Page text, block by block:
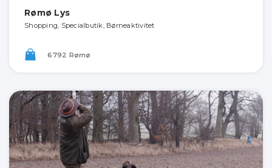
Rømø Lys
Shopping, Specialbutik, Børneaktivitet
6792 Rømø